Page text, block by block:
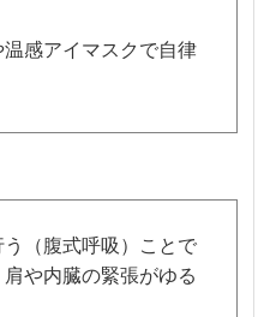
感アイマスクで自律
（腹式呼吸）ことで
や内臓の緊張がゆる